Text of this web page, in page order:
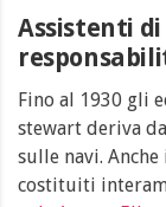
Assistenti
Fino al 1930 gli
stewart deriva
sulle navi.
costituiti